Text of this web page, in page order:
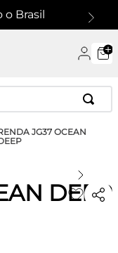
o Brasil
JG37 OCEAN
DEEP